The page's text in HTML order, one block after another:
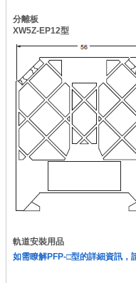
分離板
XW5Z-EP12型
軌道安裝用品
如需瞭解PFP-□型的詳細資訊